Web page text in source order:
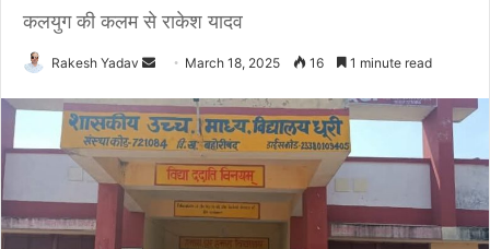
कलयुग की कलम से राकेश यादव
Rakesh Yadav
n
d
a
n
e
March 18, 2025 16 1 minute read